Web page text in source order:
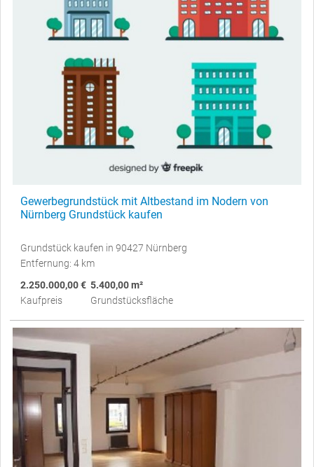
Gewerbegrundstück mit Altbestand im Nodern von
Nürnberg Grundstück kaufen
Grundstück kaufen in 90427 Nürnberg
Entfernung: 4 km
2.250.000,00 €
Kaufpreis
5.400,00 m²
Grundstücksfläche